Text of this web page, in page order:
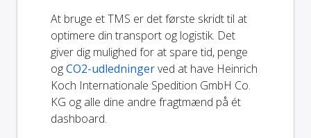
At bruge et TMS er det første skridt til at
optimere din transport og logistik. Det
giver dig mulighed for at spare tid, penge
ogCO2-udledningerved at have Heinrich
Koch Internationale Spedition GmbH Co.
KG og alle dine andre fragtmænd på ét
dashboard.